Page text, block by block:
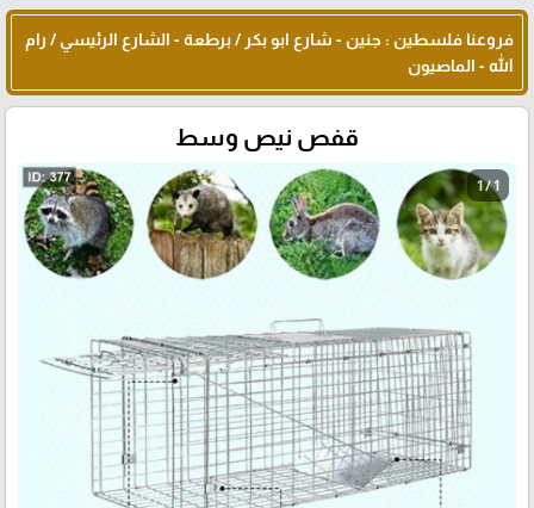
فروعنا فلسطين : جنين - شارع ابو بكر / برطعة - الشارع الرئيسي / رام
الله - الماصيون
قفص نيص وسط
1 / 1